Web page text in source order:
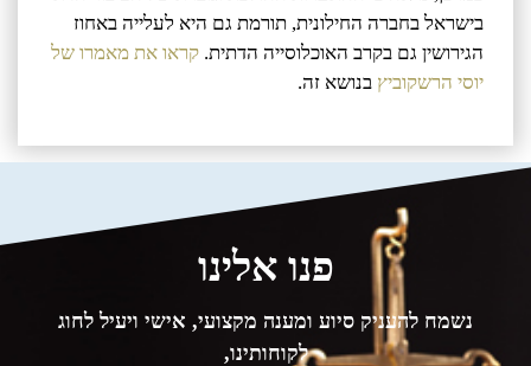
בישראל בחברה החילונית, תורמת גם היא לעלייה באחוז
הגירושין גם בקרב האוכלוסייה הדתית. קראו את מאמרו של
יוסי הרשקוביץ בנושא זה.
פנו אלינו
נשמח להעניק סיוע ומענה מקצועי, אישי ויעיל לחוג
לקוחותינו,